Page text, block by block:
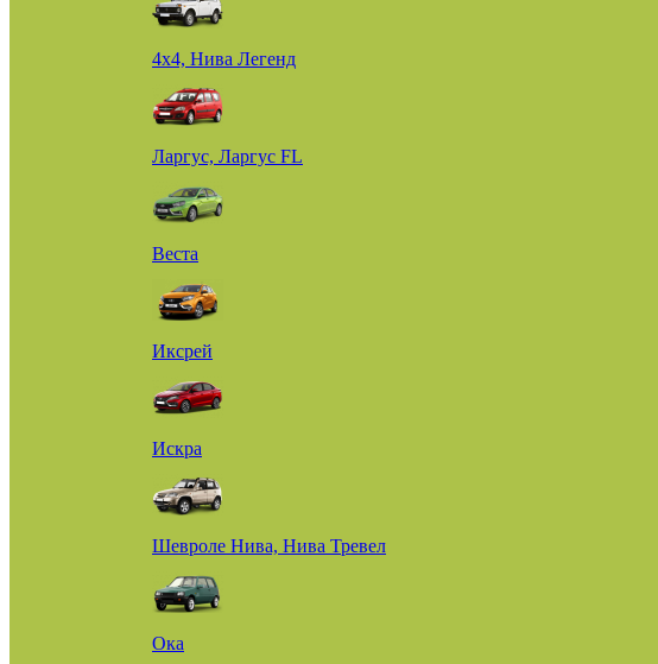
4х4, Нива Легенд
Ларгус, Ларгус FL
Веста
Иксрей
Искра
Шевроле Нива, Нива Тревел
Ока